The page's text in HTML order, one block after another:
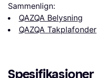
Sammenlign:
QAZQA Belysning
QAZQA Takplafonder
Spesifikasjoner